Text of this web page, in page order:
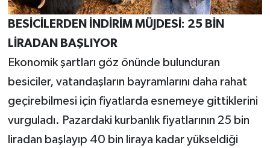
BESİCİLERDEN İNDİRİM MÜJDESİ: 25 BİN
LİRADAN BAŞLIYOR
Ekonomik şartları göz önünde bulunduran
besiciler, vatandaşların bayramlarını daha rahat
geçirebilmesi için fiyatlarda esnemeye gittiklerini
vurguladı. Pazardaki kurbanlık fiyatlarının 25 bin
liradan başlayıp 40 bin liraya kadar yükseldiği